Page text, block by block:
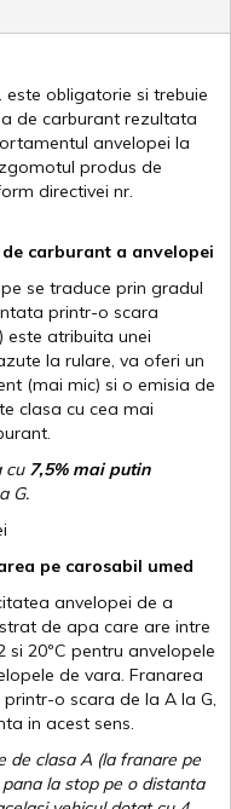
este obligatorie si trebuie
de carburant rezultata
anvelopei la
produs de
directivei nr.
de carburant a anvelopei
se traduce prin gradul
printr-o scara
este atribuita unei
la rulare, va oferi un
(mai mic) si o emisia de
clasa cu cea mai
cu 7,5% mai putin
G.
pe carosabil umed
anvelopei de a
de apa care are intre
20ºC pentru anvelopele
de vara. Franarea
o scara de la A la G,
in acest sens.
de clasa A (la franare pe
la stop pe o distanta